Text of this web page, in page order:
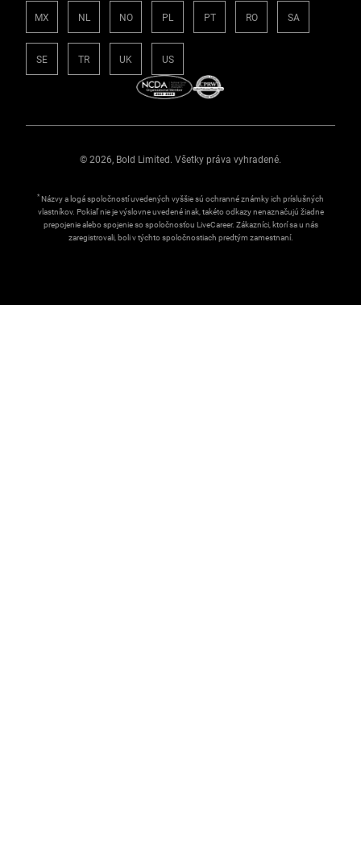
MX NL NO PL PT RO SA
SE TR UK US
© 2026, Bold Limited. Všetky práva vyhradené.
* Názvy a logá spoločností uvedených vyššie sú ochranné známky ich príslušných
vlastníkov. Pokiaľ nie je výslovne uvedené inak, takéto odkazy nenaznačujú žiadne
prepojenie alebo spojenie so spoločnosťou LiveCareer. Zákazníci, ktorí sa u nás
zaregistrovali, boli v týchto spoločnostiach predtým zamestnaní.